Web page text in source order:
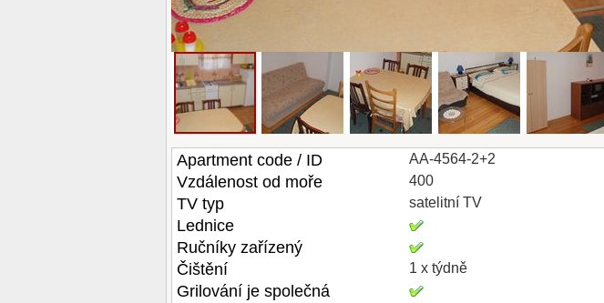
Apartment code / ID AA-4564-2+2
Vzdálenost od moře 400
TV typ
satelitní TV
Lednice
Ručníky zařízený
Čištění 1 x týdně
Grilování je společná